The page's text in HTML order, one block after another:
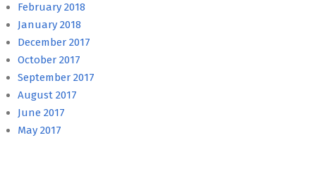
February 2018
January 2018
December 2017
October 2017
September 2017
August 2017
June 2017
May 2017